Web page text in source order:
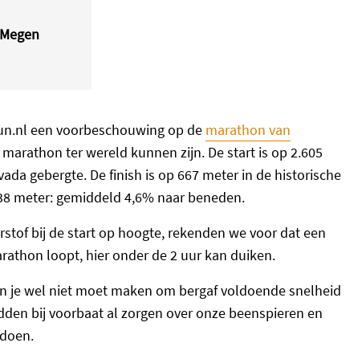
een voorbeschouwing op de marathon van
ter wereld kunnen zijn. De start is op 2.605
gebergte. De finish is op 667 meter in de historische
meter: gemiddeld 4,6% naar beneden.
bij de start op hoogte, rekenden we voor dat een
loopt, hier onder de 2 uur kan duiken.
je wel niet moet maken om bergaf voldoende snelheid
bij voorbaat al zorgen over onze beenspieren en